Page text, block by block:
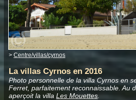
> Centre/villas/cyrnos
La villas Cyrnos en 2016
Photo personnelle de la villa Cyrnos en
Ferret, parfaitement reconnaissable. Au
aperçoit la villa Les Mouettes